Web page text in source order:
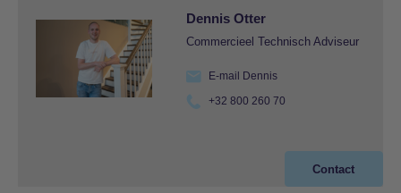
Dennis Otter
Commercieel Technisch Adviseur
E-mail Dennis
+32 800 260 70
Contact